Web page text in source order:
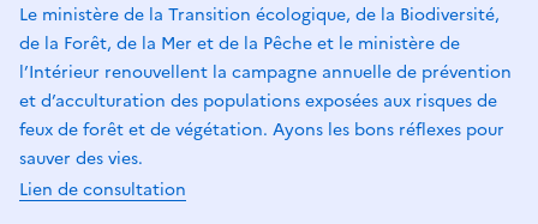
Le ministère de la Transition écologique, de la Biodiversité,
de la Forêt, de la Mer et de la Pêche et le ministère de
l’Intérieur renouvellent la campagne annuelle de prévention
et d’acculturation des populations exposées aux risques de
feux de forêt et de végétation. Ayons les bons réflexes pour
sauver des vies.
Lien de consultation